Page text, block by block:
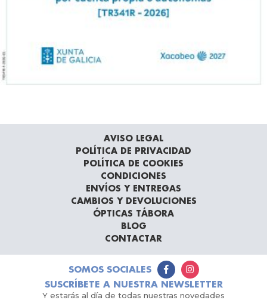
AVISO LEGAL
POLÍTICA DE PRIVACIDAD
POLÍTICA DE COOKIES
CONDICIONES
ENVÍOS Y ENTREGAS
CAMBIOS Y DEVOLUCIONES
ÓPTICAS TÁBORA
BLOG
CONTACTAR
SOMOS SOCIALES
SUSCRÍBETE A NUESTRA NEWSLETTER
Y estarás al día de todas nuestras novedades